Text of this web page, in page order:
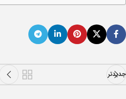
جدیدتر